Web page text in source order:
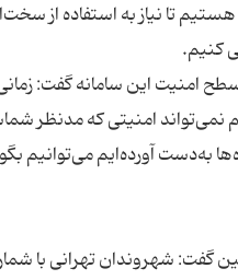
تا نیاز به استفاده از
سطح امنیت این سامانه گفت:
به‌دست آورده‌ایم می‌توانیم